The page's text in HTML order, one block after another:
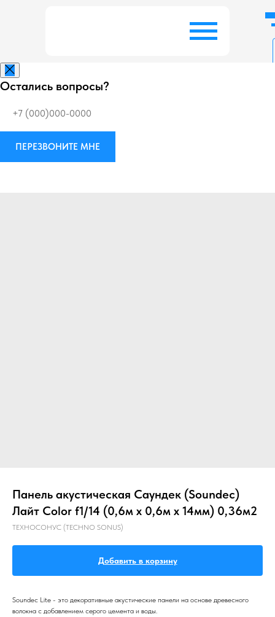
Остались вопросы?
ПЕРЕЗВОНИТЕ МНЕ
Панель акустическая Саундек (Soundec)
Лайт Color f1/14 (0,6м x 0,6м х 14мм) 0,36м2
ТЕХНОСОНУС (TECHNO SONUS)
Добавить в корзину
Soundec Lite - это декоративные акустические панели на основе древесного
волокна с добавлением серого цемента и воды.